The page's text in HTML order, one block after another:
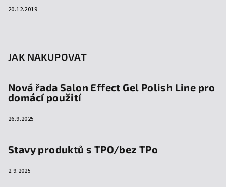
20.12.2019
JAK NAKUPOVAT
Nová řada Salon Effect Gel Polish Line pro
domácí použití
26.9.2025
Stavy produktů s TPO/bez TPo
2.9.2025